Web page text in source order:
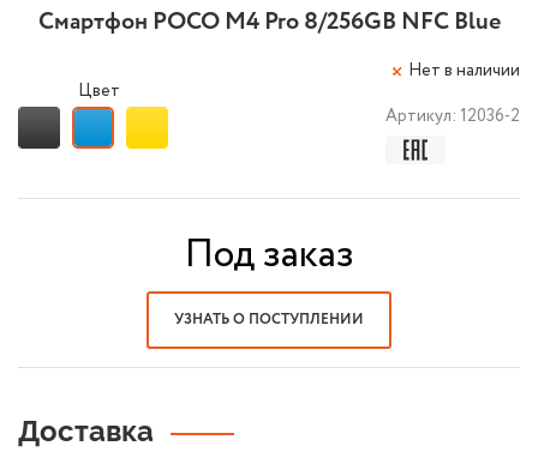
Смартфон POCO M4 Pro 8/256GB NFC Blue
Нет в наличии
Артикул: 12036-2
Цвет
Под заказ
УЗНАТЬ О ПОСТУПЛЕНИИ
Доставка